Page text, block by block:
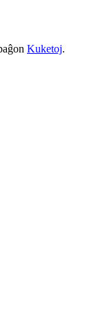
Kuketoj.